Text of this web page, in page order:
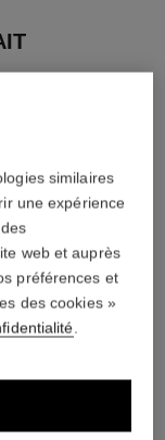
la crème texture
similaires
une expérience
web et auprès
préférences et
des cookies »
.